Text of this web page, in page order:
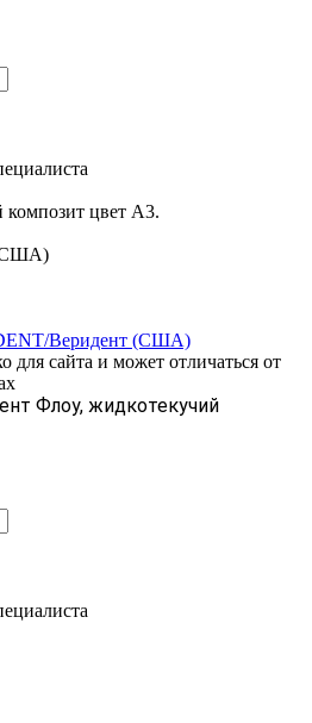
цвет А3.
Веридент (США)
для сайта и может отличаться от
Флоу, жидкотекучий